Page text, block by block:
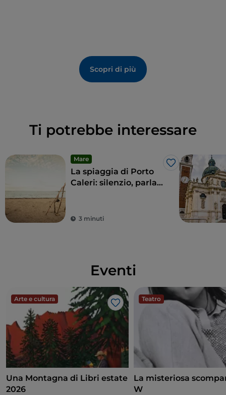
Scopri di più
Ti potrebbe interessare
Mare
Like
La spiaggia di Porto
Caleri: silenzio, parla
3 minuti
Eventi
Arte e cultura
Like
Una Montagna di Libri estate
2026
Teatro
La misteriosa
W